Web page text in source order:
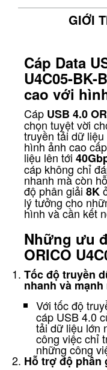
GIỚI
Cáp Data
U4C05-BK-
cao với
Cáp USB 4.0
chọn tuyệt vời
truyền tải dữ
hình ảnh cao
liệu lên tới
cáp không chỉ
nhanh mà còn
độ phân giải 8K
lý tưởng cho
hình và cần kết
Những ưu
ORICO
Tốc độ truyền
nhanh và mạnh
Với tốc độ
cáp USB 4.0
tải dữ liệu lớn
công việc chỉ
những công
Hỗ trợ độ phân